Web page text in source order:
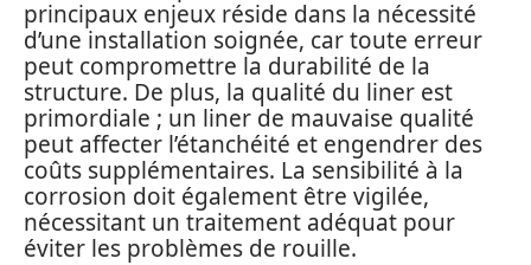
principaux enjeux réside dans la nécessité
d’une installation soignée, car toute erreur
peut compromettre la durabilité de la
structure. De plus, la qualité du liner est
primordiale ; un liner de mauvaise qualité
peut affecter l’étanchéité et engendrer des
coûts supplémentaires. La sensibilité à la
corrosion doit également être vigilée,
nécessitant un traitement adéquat pour
éviter les problèmes de rouille.